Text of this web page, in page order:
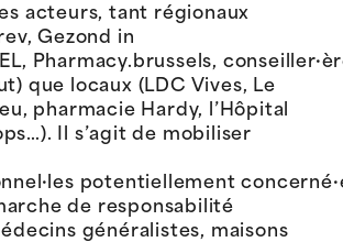
acteurs, tant régionaux
,Gezond in
, Pharmacy.brussels,
) que locaux (LDC Vives, Le
pharmacie Hardy, l’Hôpital
).
Il s’agit de mobiliser
potentiellement
de responsabilité
édecins généralistes, maisons